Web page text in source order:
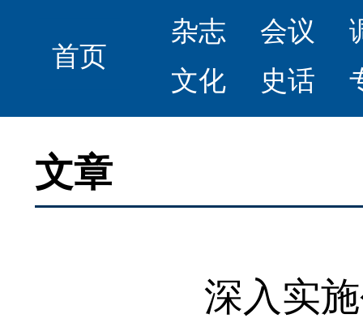
首页
杂志 会议
文化
史话
文章
深入实